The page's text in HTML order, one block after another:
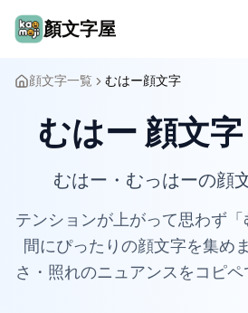
顏文字屋
顔文字一覧 むはー顔文字
むはー 顔文
むはー・むっはーの顔
テンションが上がって思わず
間にぴったりの顔文字を集め
さ・照れのニュアンスをコピペ